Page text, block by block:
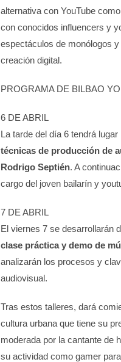
alternativa con YouTube
con conocidos influencers y
espectáculos de monólogos
creación digital.
PROGRAMA DE BILBAO
6 DE ABRIL
La tarde del día 6 tendrá lugar
técnicas de producción de
Rodrigo Septién. A
cargo del joven bailarín y
7 DE ABRIL
El viernes 7 se desarrollarán
clase práctica y demo de
analizarán los procesos y
audiovisual.
Tras estos talleres, dará
cultura urbana que tiene su
moderada por la cantante de
su actividad como gamer